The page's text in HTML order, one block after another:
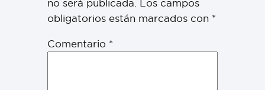
no será publicada. Los campos
obligatorios están marcados con *
Comentario *